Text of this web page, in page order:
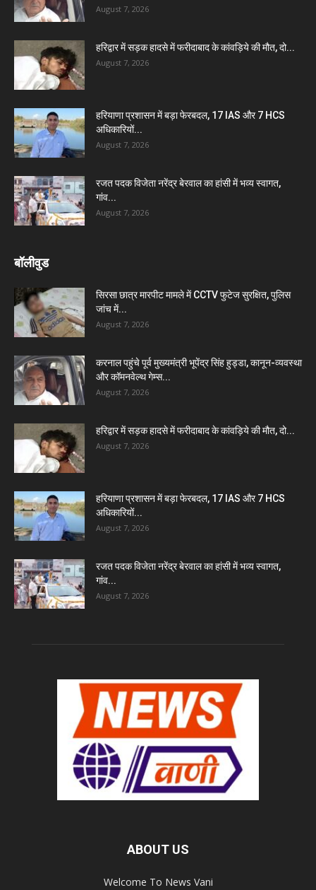
August 7, 2026
हरिद्वार में सड़क हादसे में फरीदाबाद के कांवड़िये की मौत, दो...
August 7, 2026
हरियाणा प्रशासन में बड़ा फेरबदल, 17 IAS और 7 HCS
अधिकारियों...
August 7, 2026
रजत पदक विजेता नरेंद्र बेरवाल का हांसी में भव्य स्वागत,
गांव...
August 7, 2026
बॉलीवुड
सिरसा छात्र मारपीट मामले में CCTV फुटेज सुरक्षित, पुलिस
जांच में...
August 7, 2026
करनाल पहुंचे पूर्व मुख्यमंत्री भूपेंद्र सिंह हुड्डा, कानून-व्यवस्था
और कॉमनवेल्थ गेम्स...
August 7, 2026
हरिद्वार में सड़क हादसे में फरीदाबाद के कांवड़िये की मौत, दो...
August 7, 2026
हरियाणा प्रशासन में बड़ा फेरबदल, 17 IAS और 7 HCS
अधिकारियों...
August 7, 2026
रजत पदक विजेता नरेंद्र बेरवाल का हांसी में भव्य स्वागत,
गांव...
August 7, 2026
ABOUT US
Welcome To News Vani